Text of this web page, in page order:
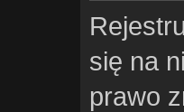
się na
prawo